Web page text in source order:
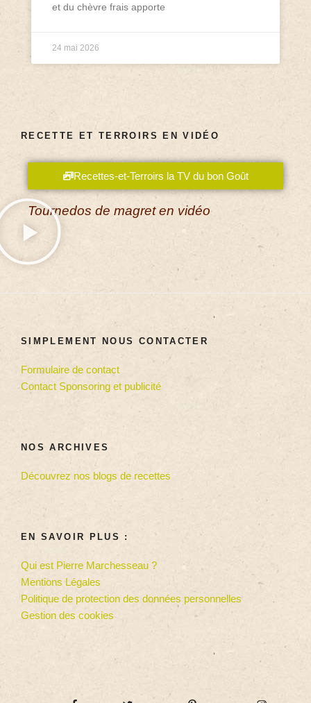
et du chèvre frais apporte
24 mai 2026
RECETTE ET TERROIRS EN VIDÉO
Recettes-et-Terroirs la TV du bon Goût
Tournedos de magret en vidéo
SIMPLEMENT NOUS CONTACTER
Formulaire de contact
Contact Sponsoring et publicité
NOS ARCHIVES
Découvrez nos blogs de recettes
EN SAVOIR PLUS :
Qui est Pierre Marchesseau ?
Mentions Légales
Politique de protection des données personnelles
Gestion des cookies